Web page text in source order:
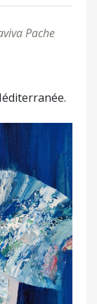
Pache
Suivant